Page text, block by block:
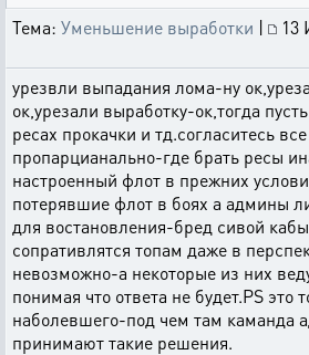
Тема: Уменьшение выработки |
13
урезвли выпадания лома-ну
ок,урезали выработку-ок,тогда
ресах прокачки и тд.согласитесь
пропарцианально-где брать ресы
настроенный флот в прежних
потерявшие флот в боях а админы
для востановления-бред сивой
сопративлятся топам даже в
невозможно-а некоторые из них
понимая что ответа не будет.PS это
наболевшего-под чем там каманда
принимают такие решения.